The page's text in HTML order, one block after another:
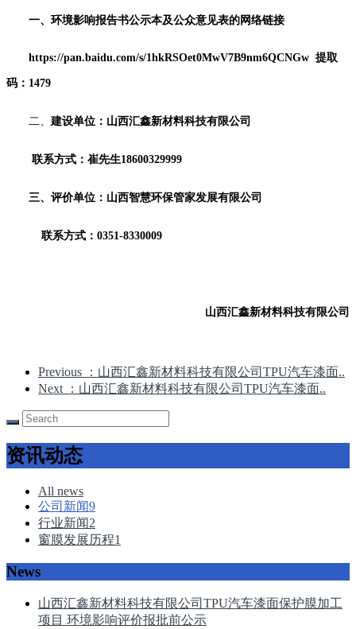
一、 环境影响报告书公示本及公众意见表的网络链接
https://pan.baidu.com/s/1hkRSOet0MwV7B9nm6QCNGw 提取
码 ： 1479
二、 建设单位： 山西汇鑫新材料科技有限公司
联系方式： 崔先生18600329999
三、评价单位：山西智慧环保管家发展有限公司
联系方式： 0351-8330009
山西汇鑫新材料科技有限公司
Previous
：山西汇鑫新材料科技有限公司TPU汽车漆面..
Next
：山西汇鑫新材料科技有限公司TPU汽车漆面..
资讯动态
All news
公司新闻9
行业新闻2
窗膜发展历程1
News
山西汇鑫新材料科技有限公司TPU汽车漆面保护膜加工
项目 环境影响评价报批前公示